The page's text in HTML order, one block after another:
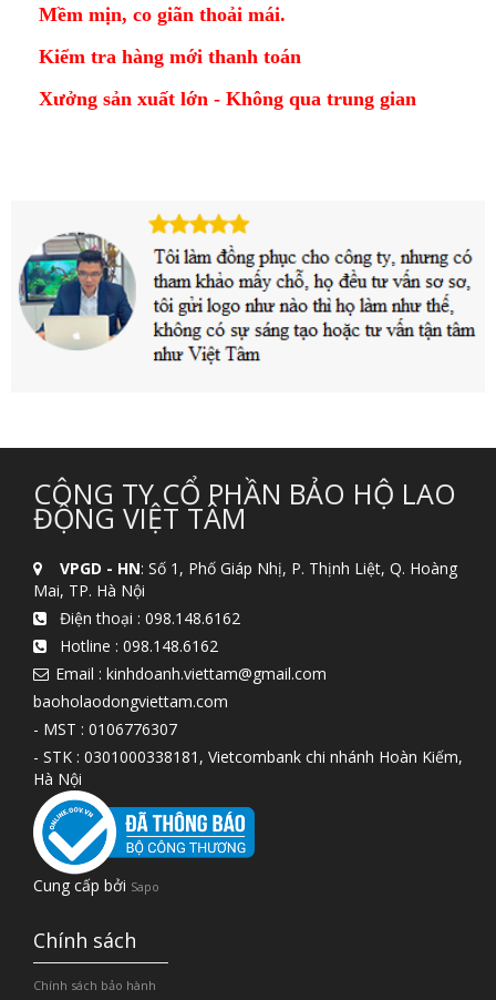
Mềm mịn, co giãn thoải mái.
Kiểm tra hàng mới thanh toán
Xưởng sản xuất lớn - Không qua trung gian
CÔNG TY CỔ PHẦN BẢO HỘ LAO
ĐỘNG VIỆT TÂM
VPGD - HN: Số 1, Phố Giáp Nhị, P. Thịnh Liệt, Q. Hoàng
Mai, TP. Hà Nội
Điện thoại : 098.148.6162
Hotline : 098.148.6162
Email : kinhdoanh.viettam@gmail.com
baoholaodongviettam.com
- MST : 0106776307
- STK : 0301000338181, Vietcombank chi nhánh Hoàn Kiếm,
Hà Nội
Cung cấp bởi Sapo
Chính sách
Chính sách bảo hành